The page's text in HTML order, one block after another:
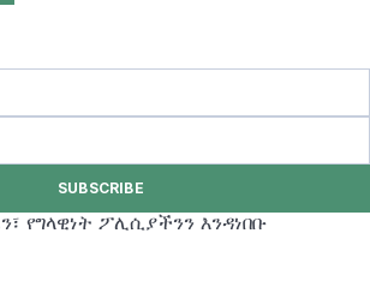
SUBSCRIBE
የግላዊነት ፖሊሲያችንን እንዳነበቡ